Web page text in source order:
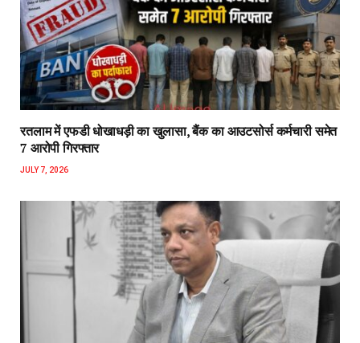
रतलाम में एफडी धोखाधड़ी का खुलासा, बैंक का आउटसोर्स कर्मचारी समेत
7 आरोपी गिरफ्तार
JULY 7, 2026